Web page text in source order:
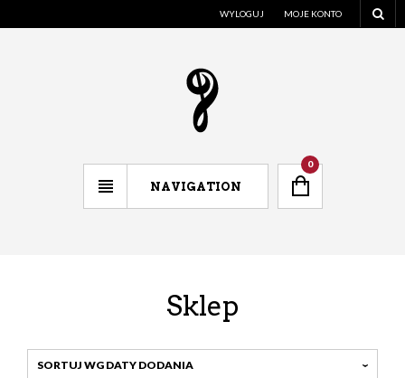
WYLOGUJ MOJE KONTO
NAVIGATION
0
Sklep